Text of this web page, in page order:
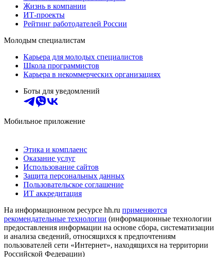
Жизнь в компании
ИТ-проекты
Рейтинг работодателей России
Молодым специалистам
Карьера для молодых специалистов
Школа программистов
Карьера в некоммерческих организациях
Боты для уведомлений
Мобильное приложение
Этика и комплаенс
Оказание услуг
Использование сайтов
Защита персональных данных
Пользовательское соглашение
ИТ аккредитация
На информационном ресурсе hh.ru применяются
рекомендательные технологии (информационные технологии
предоставления информации на основе сбора, систематизации
и анализа сведений, относящихся к предпочтениям
пользователей сети «Интернет», находящихся на территории
Российской Федерации)